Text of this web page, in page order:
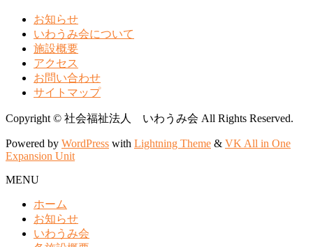
お知らせ
いわうみ会について
施設概要
アクセス
お問い合わせ
サイトマップ
Copyright © 社会福祉法人 いわうみ会 All Rights Reserved.
Powered by WordPress with Lightning Theme & VK All in One
Expansion Unit
MENU
ホーム
お知らせ
いわうみ会